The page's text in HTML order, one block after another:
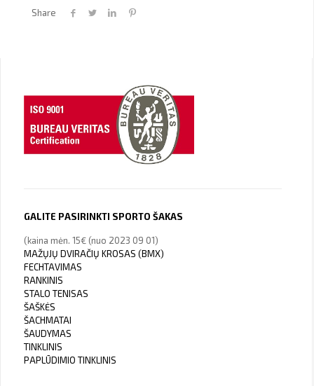
Share
GALITE PASIRINKTI SPORTO ŠAKAS
(kaina mėn. 15€ (nuo 2023 09 01)
MAŽŲJŲ DVIRAČIŲ KROSAS (BMX)
FECHTAVIMAS
RANKINIS
STALO TENISAS
ŠAŠKĖS
ŠACHMATAI
ŠAUDYMAS
TINKLINIS
PAPLŪDIMIO TINKLINIS